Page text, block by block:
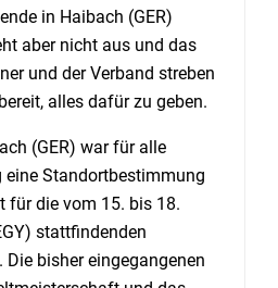
in Haibach (GER)
aber nicht aus und das
und der Verband streben
alles dafür zu geben.
(GER) war für alle
eine Standortbestimmung
für die vom 15. bis 18.
stattfindenden
bisher eingegangenen